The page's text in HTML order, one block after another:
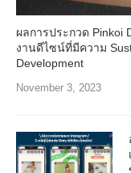
ผลการประกวด Pinkoi
งานดีไซน์ที่มีความ
Development
November 3, 2023